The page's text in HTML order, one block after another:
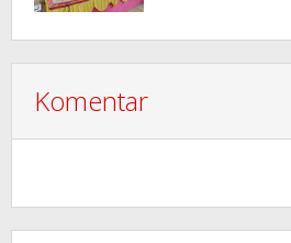
Komentar